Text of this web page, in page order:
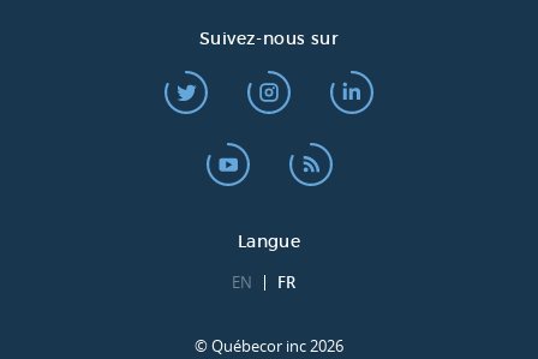
Suivez-nous sur
Langue
EN FR
© Québecor inc 2026